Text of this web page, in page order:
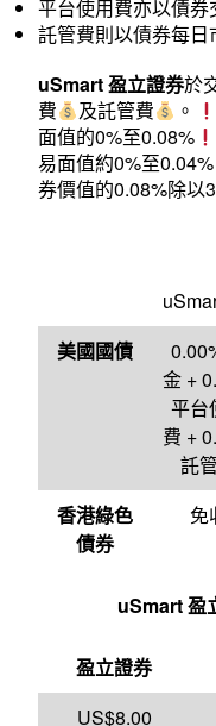
平台使用費亦以債
託管費則以債券每日
uSmart 盈立證券於
費
及託管費 。
面值的0%至0.08%
易面值約0%至
券價值的0.08%除以
美國國債
金 +
平台
費 +
託
香港綠色
債券
免
uSmart盈
盈立證券
US$8.00